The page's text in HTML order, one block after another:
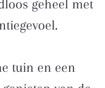
geheel met
tuin en een